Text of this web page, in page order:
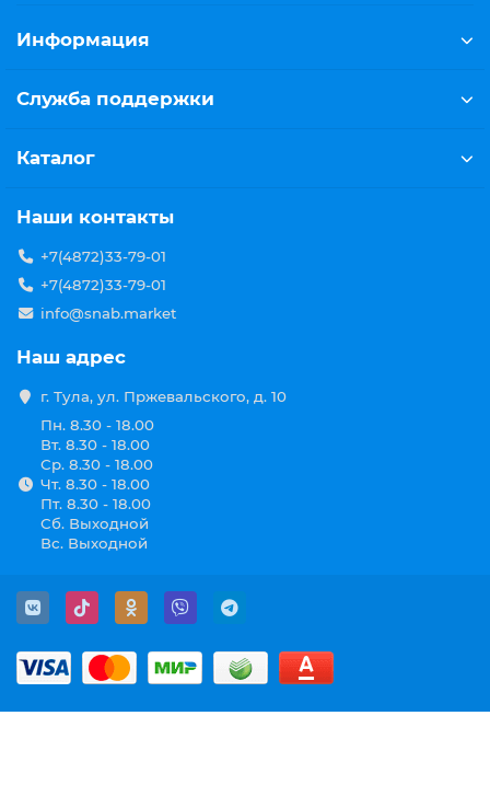
Информация
Служба поддержки
Каталог
Наши контакты
+7(4872)33-79-01
+7(4872)33-79-01
info@snab.market
Наш адрес
г. Тула, ул. Пржевальского, д. 10
Пн. 8.30 - 18.00
Вт. 8.30 - 18.00
Ср. 8.30 - 18.00
Чт. 8.30 - 18.00
Пт. 8.30 - 18.00
Сб. Выходной
Вс. Выходной